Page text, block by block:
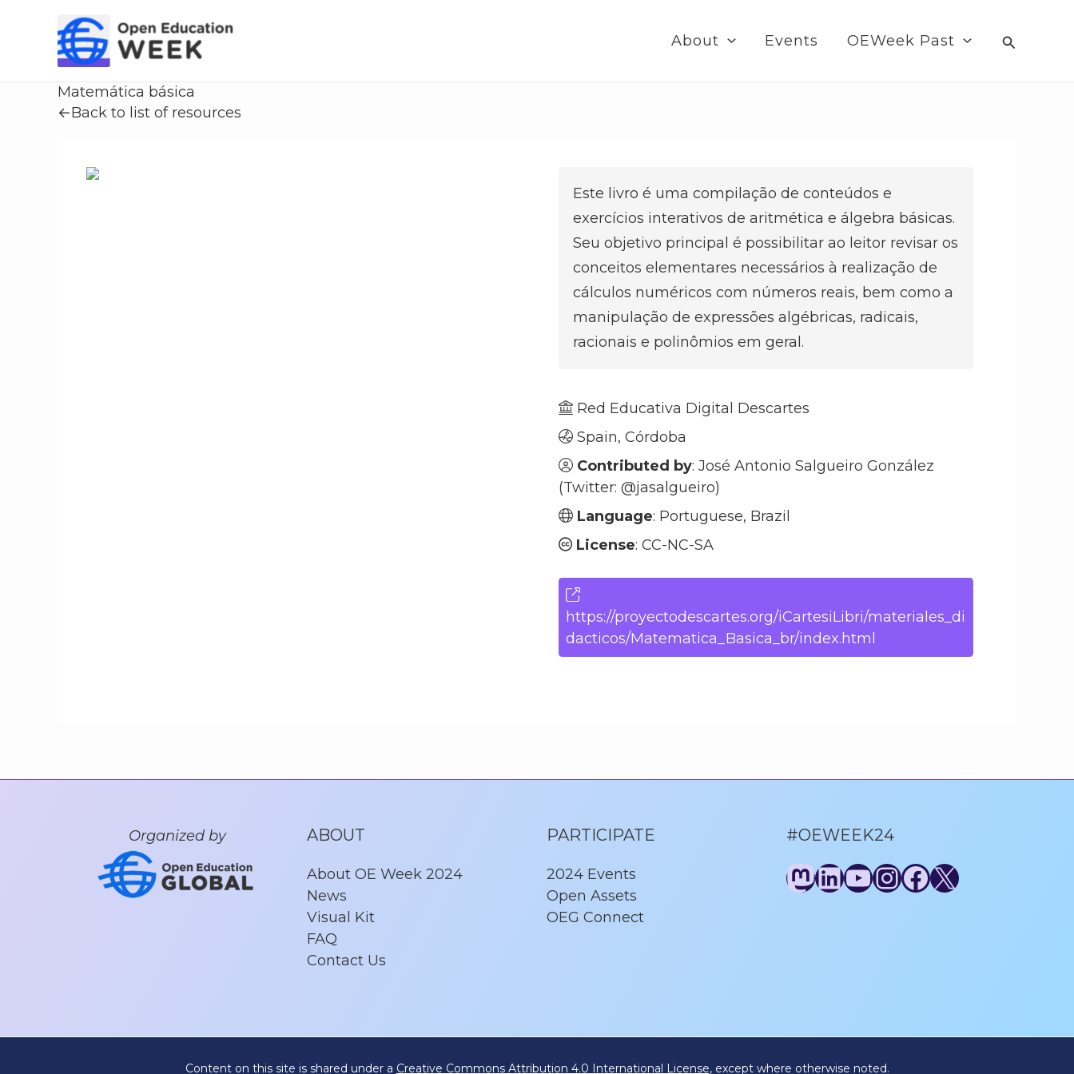
About Events OEWeek Past Search
Matemática básica
←Back to list of resources
Este livro é uma compilação de conteúdos e
exercícios interativos de aritmética e álgebra básicas.
Seu objetivo principal é possibilitar ao leitor revisar os
conceitos elementares necessários à realização de
cálculos numéricos com números reais, bem como a
manipulação de expressões algébricas, radicais,
racionais e polinômios em geral.
Red Educativa Digital Descartes
Spain, Córdoba
Contributed by: José Antonio Salgueiro González
(Twitter: @jasalgueiro)
Language: Portuguese, Brazil
License: CC-NC-SA
https://proyectodescartes.org/iCartesiLibri/materiales_di
dacticos/Matematica_Basica_br/index.html
Organized by ABOUT
About OE Week 2024
News
Visual Kit
FAQ
Contact Us
PARTICIPATE
2024 Events
Open Assets
OEG Connect
#OEWEEK24
Mastodon
LinkedIn
YouTube
Instagram
Facebook
X
Content on this site is shared under a Creative Commons Attribution 4.0 International License, except where otherwise noted.